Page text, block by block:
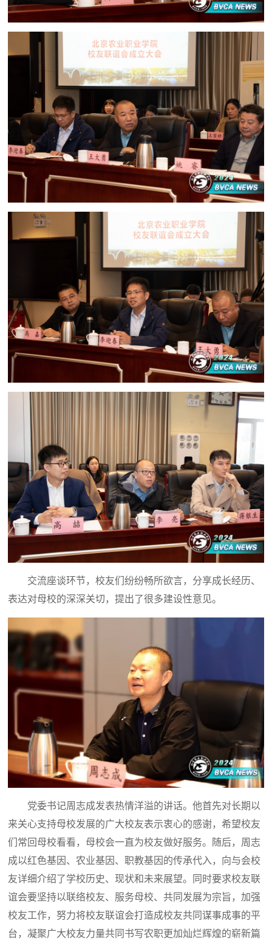
交流座谈环节，校友们纷纷畅所欲言，分享成长经历、
表达对母校的深深关切，提出了很多建设性意见。
党委书记周志成发表热情洋溢的讲话。他首先对长期以
来关心支持母校发展的广大校友表示衷心的感谢，希望校友
们常回母校看看，母校会一直为校友做好服务。随后，周志
成以红色基因、农业基因、职教基因的传承代入，向与会校
友详细介绍了学校历史、现状和未来展望。同时要求校友联
谊会要坚持以联络校友、服务母校、共同发展为宗旨，加强
校友工作，努力将校友联谊会打造成校友共同谋事成事的平
台，凝聚广大校友力量共同书写农职更加灿烂辉煌的崭新篇